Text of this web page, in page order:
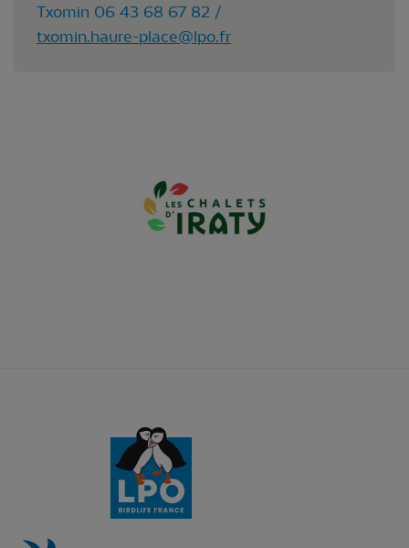
Txomin 06 43 68 67 82 /
txomin.haure-place@lpo.fr